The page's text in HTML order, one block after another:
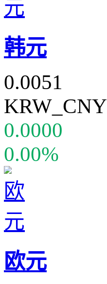
韩元
0.0051
KRW_CNY
0.0000
0.00%
欧元